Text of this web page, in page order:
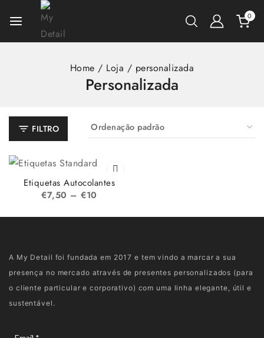
0
Home / Loja / personalizada
Personalizada
FILTRO
Etiquetas Autocolantes
€7,50 – €10
A My Detail foi fundada em 2017 e tem vindo a marcar a sua
presença no mercado através de presentes personalizados (para
o cliente particular e corporativo) com uma linha elegante, útil e
sustentável.